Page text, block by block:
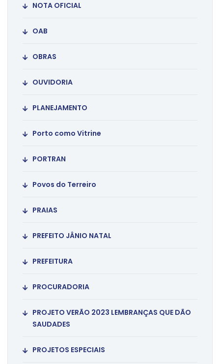
NOTA OFICIAL
OAB
OBRAS
OUVIDORIA
PLANEJAMENTO
Porto como Vitrine
PORTRAN
Povos do Terreiro
PRAIAS
PREFEITO JÂNIO NATAL
PREFEITURA
PROCURADORIA
PROJETO VERÃO 2023 LEMBRANÇAS QUE DÃO
SAUDADES
PROJETOS ESPECIAIS